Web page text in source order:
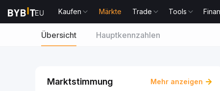
Kaufen Märkte Trade Tools
Übersicht Hauptkennzahlen
Marktstimmung Mehr anzeigen